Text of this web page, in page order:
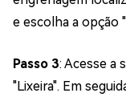
e escolha a opção
Passo 3: Acesse a
"Lixeira". Em